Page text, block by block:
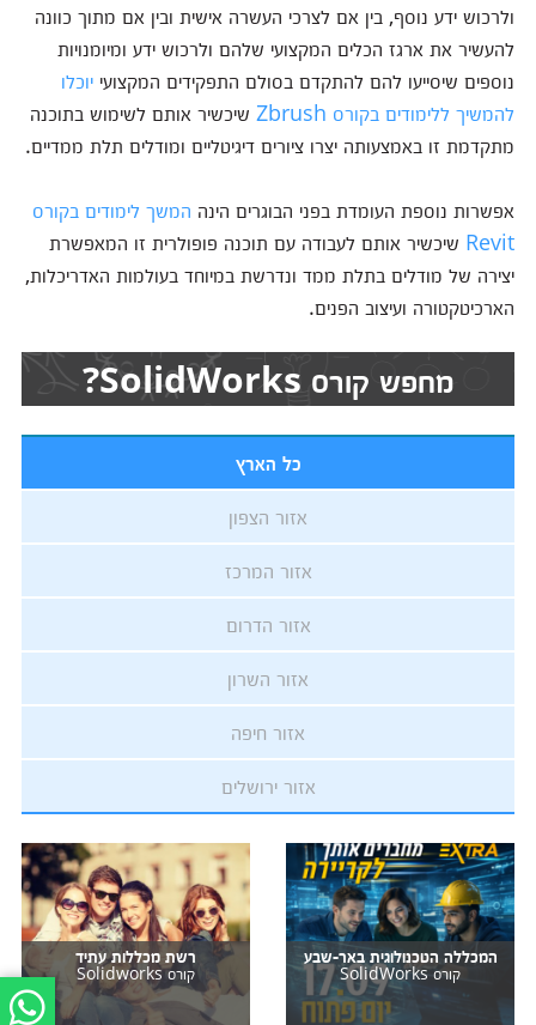
ולרכוש ידע נוסף, בין אם לצרכי העשרה אישית ובין אם מתוך כוונה
להעשיר את ארגז הכלים המקצועי שלהם ולרכוש ידע ומיומנויות
נוספים שיסייעו להם להתקדם בסולם התפקידים המקצועי יוכלו
להמשיך ללימודים בקורס Zbrush
שיכשיר אותם לשימוש בתוכנה
מתקדמת זו באמצעותה יצרו ציורים דיגיטליים ומודלים תלת ממדיים.
אפשרות נוספת העומדת בפני הבוגרים הינה המשך לימודים בקורס
Revit שיכשיר אותם לעבודה עם תוכנה פופולרית זו המאפשרת
יצירה של מודלים בתלת ממד ונדרשת במיוחד בעולמות האדריכלות,
הארכיטקטורה ועיצוב הפנים.
מחפש קורס SolidWorks?
כל הארץ
אזור הצפון
אזור המרכז
אזור הדרום
אזור השרון
אזור חיפה
אזור ירושלים
המכללה הטכנולוגית באר-שבע
קורס SolidWorks
רשת מכללות עתיד
קורס Solidworks